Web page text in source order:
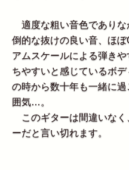
適度な粗い音色でありな
倒的な抜けの良い音、ほ
アムスケールによる弾き
ちやすいと感じているボ
の時から数十年も一緒に
囲気…。
このギターは間違いなく
ーだと言い切れます。